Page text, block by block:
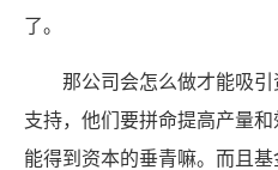
了。
那公司会怎么做才能吸
支持，他们要拼命提高产量
能得到资本的垂青嘛。而且